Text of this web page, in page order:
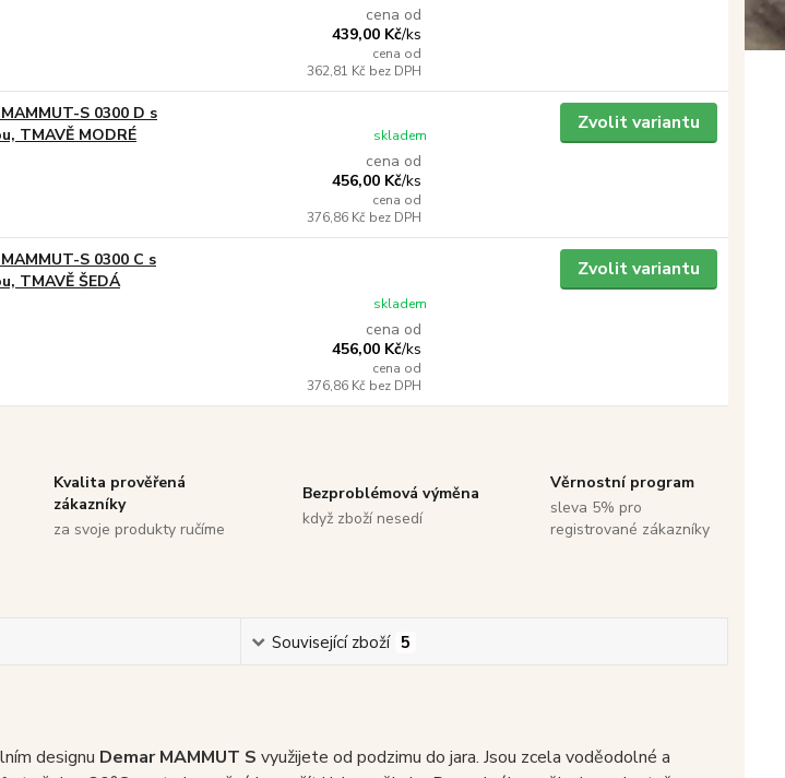
cena od
439,00 Kč/ks
cena od
362,81 Kč bez DPH
S 0300 D s
TMAVĚ MODRÉ
cena od
456,00 Kč/ks
cena od
376,86 Kč bez DPH
skladem
Zvolit variantu
S 0300 C s
TMAVĚ ŠEDÁ
cena od
456,00 Kč/ks
cena od
376,86 Kč bez DPH
skladem
Zvolit variantu
Kvalita prověřená
zákazníky
za svoje produkty ručíme
Bezproblémová výměna
když zboží nesedí
Věrnostní program
sleva 5% pro
registrované zákazníky
Související zboží 5
designu Demar MAMMUT S využijete od podzimu do jara. Jsou zcela voděodolné a